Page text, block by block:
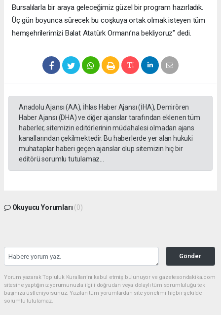
Bursalılarla bir araya geleceğimiz güzel bir program hazırladık.
Üç gün boyunca sürecek bu coşkuya ortak olmak isteyen tüm
hemşehrilerimizi Balat Atatürk Ormanı’na bekliyoruz” dedi.
Anadolu Ajansı (AA), İhlas Haber Ajansı (İHA), Demirören
Haber Ajansı (DHA) ve diğer ajanslar tarafından eklenen tüm
haberler, sitemizin editörlerinin müdahalesi olmadan ajans
kanallarından çekilmektedir. Bu haberlerde yer alan hukuki
muhataplar haberi geçen ajanslar olup sitemizin hiç bir
editörü sorumlu tutulamaz...
Okuyucu Yorumları (0)
Gönder
Yorum yazarak Topluluk Kuralları’nı kabul etmiş bulunuyor ve gazetesondakika.com
sitesine yaptığınız yorumunuzla ilgili doğrudan veya dolaylı tüm sorumluluğu tek
başınıza üstleniyorsunuz. Yazılan tüm yorumlardan site yönetimi hiçbir şekilde
sorumlu tutulamaz.